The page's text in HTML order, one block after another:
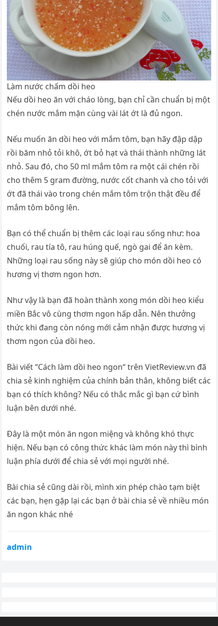
Làm nước chấm dồi heo
Nếu dồi heo ăn với cháo lòng, bạn chỉ cần chuẩn bị một
chén nước mắm mặn cùng vài lát ớt là đủ ngon.
Nếu muốn ăn dồi heo với mắm tôm, bạn hãy đập dập
rồi băm nhỏ tỏi khô, ớt bỏ hạt và thái thành những lát
nhỏ. Sau đó, cho 50 ml mắm tôm ra một cái chén rồi
cho thêm 5 gram đường, nước cốt chanh và cho tỏi với
ớt đã thái vào trong chén mắm tôm trộn thật đều để
mắm tôm bông lên.
Bạn có thể chuẩn bị thêm các loại rau sống như: hoa
chuối, rau tía tô, rau húng quế, ngò gai để ăn kèm.
Những loại rau sống này sẽ giúp cho món dồi heo có
hương vị thơm ngon hơn.
Như vậy là bạn đã hoàn thành xong món dồi heo kiểu
miền Bắc vô cùng thơm ngon hấp dẫn. Nên thưởng
thức khi đang còn nóng mới cảm nhận được hương vị
thơm ngon của dồi heo.
Bài viết “Cách làm dồi heo ngon“ trên VietReview.vn đã
chia sẻ kinh nghiệm của chính bản thân, không biết các
bạn có thích không? Nếu có thắc mắc gì bạn cứ bình
luận bên dưới nhé.
Đây là một món ăn ngon miệng và không khó thực
hiện. Nếu bạn có công thức khác làm món này thì bình
luận phía dưới để chia sẻ với mọi người nhé.
Bài chia sẻ cũng dài rồi, mình xin phép chào tạm biệt
các bạn, hẹn gặp lại các bạn ở bài chia sẻ về nhiều món
ăn ngon khác nhé
admin